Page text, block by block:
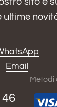
ultime
Email
46
Metodi